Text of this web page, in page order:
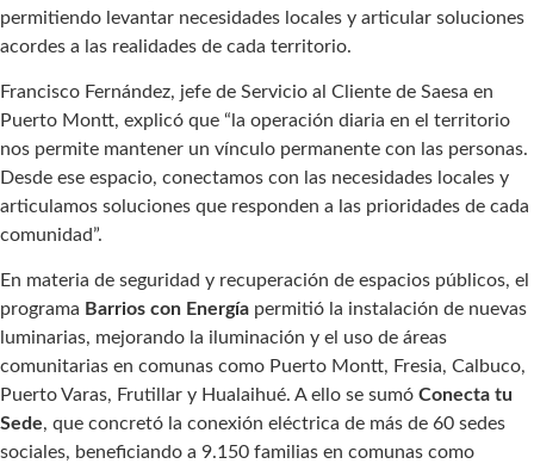
permitiendo levantar necesidades locales y articular soluciones
acordes a las realidades de cada territorio.
Francisco Fernández, jefe de Servicio al Cliente de Saesa en
Puerto Montt, explicó que “la operación diaria en el territorio
nos permite mantener un vínculo permanente con las personas.
Desde ese espacio, conectamos con las necesidades locales y
articulamos soluciones que responden a las prioridades de cada
comunidad”.
En materia de seguridad y recuperación de espacios públicos, el
programa Barrios con Energía permitió la instalación de nuevas
luminarias, mejorando la iluminación y el uso de áreas
comunitarias en comunas como Puerto Montt, Fresia, Calbuco,
Puerto Varas, Frutillar y Hualaihué. A ello se sumó Conecta tu
Sede, que concretó la conexión eléctrica de más de 60 sedes
sociales, beneficiando a 9.150 familias en comunas como